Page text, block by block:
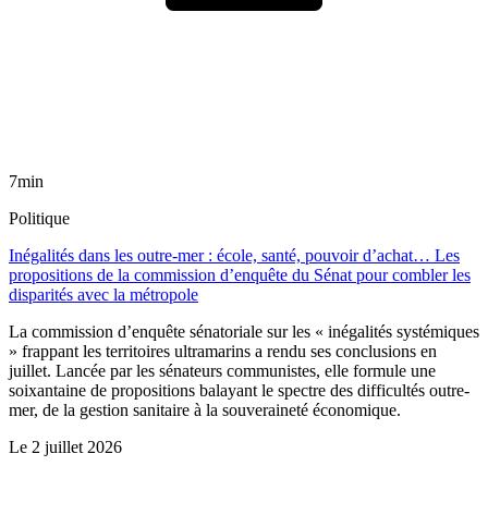
7min
Politique
Inégalités dans les outre-mer : école, santé, pouvoir d’achat… Les
propositions de la commission d’enquête du Sénat pour combler les
disparités avec la métropole
La commission d’enquête sénatoriale sur les « inégalités systémiques
» frappant les territoires ultramarins a rendu ses conclusions en
juillet. Lancée par les sénateurs communistes, elle formule une
soixantaine de propositions balayant le spectre des difficultés outre-
mer, de la gestion sanitaire à la souveraineté économique.
Le 2 juillet 2026